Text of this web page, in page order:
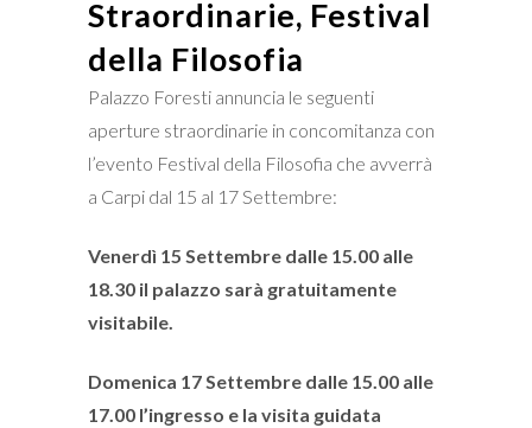
Straordinarie, Festival
della Filosofia
Palazzo Foresti annuncia le seguenti
aperture straordinarie in concomitanza con
l’evento Festival della Filosofia che avverrà
a Carpi dal 15 al 17 Settembre:
Venerdì 15 Settembre dalle 15.00 alle
18.30 il palazzo sarà gratuitamente
visitabile.
Domenica 17 Settembre dalle 15.00 alle
17.00 l’ingresso e la visita guidata